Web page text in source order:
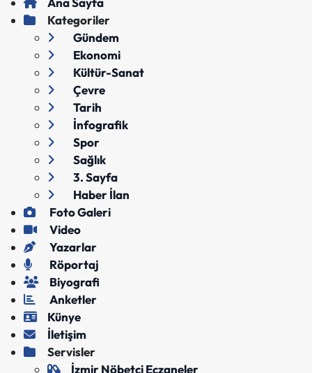
Kategoriler
Gündem
Ekonomi
Kültür-Sanat
Çevre
Tarih
İnfografik
Spor
Sağlık
3. Sayfa
Haber İlan
Foto Galeri
Video
Yazarlar
Röportaj
Biyografi
Anketler
Künye
İletişim
Servisler
İzmir Nöbetçi Eczaneler